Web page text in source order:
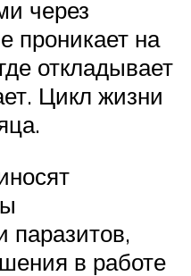
через
проникает на
откладывает
Цикл жизни
паразитов,
в работе